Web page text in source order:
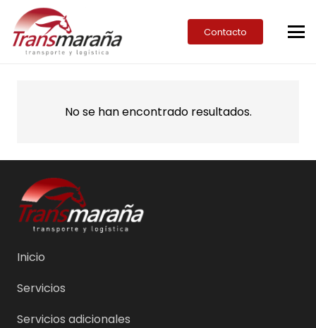
Contacto
No se han encontrado resultados.
Inicio
Servicios
Servicios adicionales